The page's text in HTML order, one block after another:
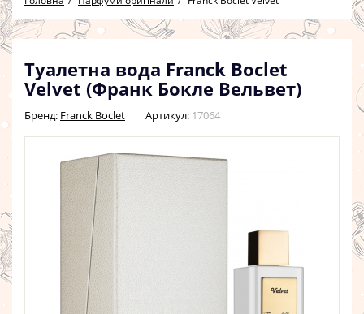
Туалетна вода Franck Boclet
Velvet (Франк Бокле Вельвет)
Бренд: Franck Boclet Артикул: 17064